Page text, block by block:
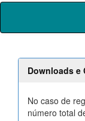
Skip
Downloads e
No caso de
número total